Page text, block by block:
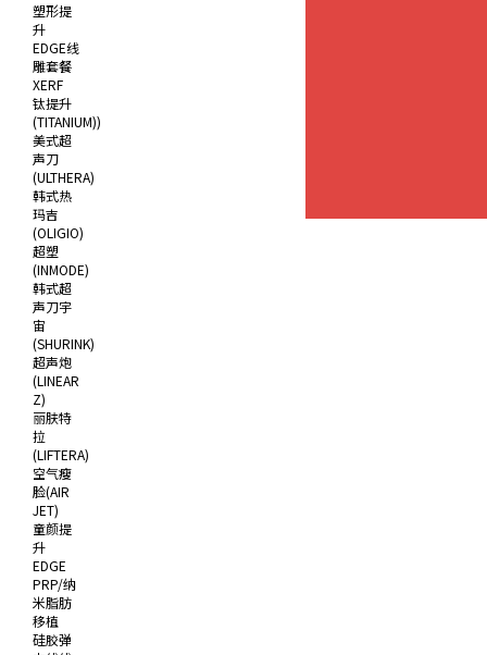
塑形提
升
EDGE线
雕套餐
XERF
钛提升
(TITANIUM))
美式超
声刀
(ULTHERA)
韩式热
玛吉
(OLIGIO)
超塑
(INMODE)
韩式超
声刀宇
宙
(SHURINK)
超声炮
(LINEAR
Z)
丽肤特
拉
(LIFTERA)
空气瘦
脸(AIR
JET)
童颜提
升
EDGE
PRP/纳
米脂肪
移植
硅胶弹